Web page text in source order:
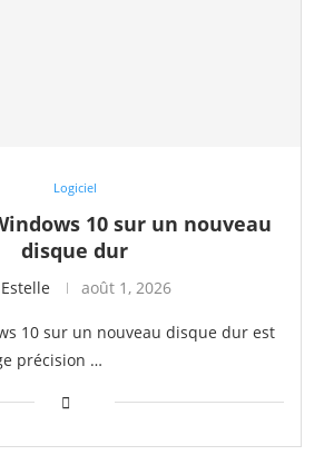
Logiciel
10 sur un nouveau
disque dur
Estelle août 1, 2026
10 sur un nouveau disque dur est
précision …